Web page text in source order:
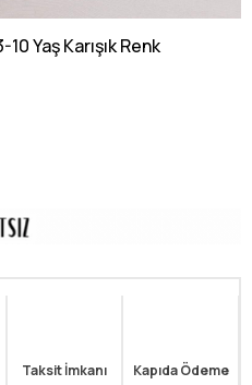
Yaş Karışık Renk
Taksit İmkanı Kapıda Ödeme